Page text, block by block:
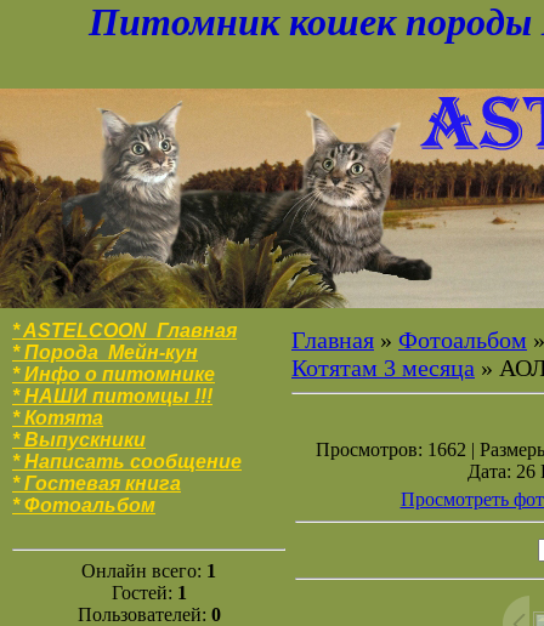
Питомник кошек породы
* ASTELCOON Главная
* Порода Мейн-кун
* Инфо о питомнике
* НАШИ питомцы !!!
* Котята
* Выпускники
* Написать сообщение
* Гостевая книга
* Фотоальбом
Онлайн всего: 1
Гостей: 1
Пользователей: 0
Главная » Фотоальбом
Котятам 3 месяца »
Просмотров: 1662 |
Дата:
Просмотреть